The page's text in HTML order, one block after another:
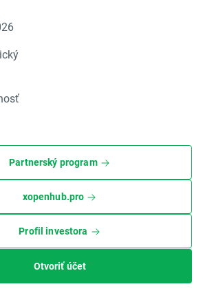
Partnerský program
xopenhub.pro
Profil investora
Otvoriť účet